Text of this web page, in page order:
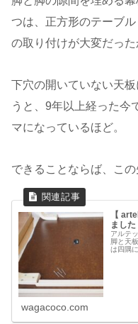
つは、正方形のテーブ
の取り付けが大変だった
下穴の開いていない天
うと、9年以上経った今
マになっているほど。
できることならば、こ
【
ました
アルテ
脚と天
は四隅
wagacoco.com